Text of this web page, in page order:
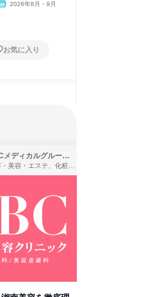
2026年8月・9月
お気に入り
SBCメディカルグループ株式会社
理容・美容・エステ、化粧品・理美容用品小売、医療・病院